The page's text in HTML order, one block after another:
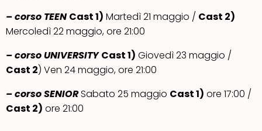
– corso TEENCast 1) Martedì 21 maggio / Cast 2)
Mercoledì 22 maggio, ore 21:00
– corso UNIVERSITYCast 1) Giovedì 23 maggio /
Cast 2) Ven 24 maggio, ore 21:00
– corso SENIORSabato 25 maggio Cast 1) ore 17:00 /
Cast 2) ore 21:00